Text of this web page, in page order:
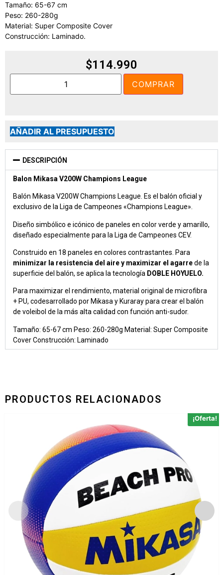
Tamaño: 65-67 cm
Peso: 260-280g
Material: Super Composite Cover
Construcción: Laminado.
$114.990
COMPRAR
AÑADIR AL PRESUPUESTO
DESCRIPCIÓN
Balon Mikasa V200W Champions League
Balón Mikasa V200W Champions League. Es el balón oficial y
exclusivo de la Liga de Campeones «Champions League».
Diseño simbólico e icónico de paneles en color verde y amarillo,
diseñado especialmente para la Liga de Campeones CEV.
Construido en 18 paneles en colores contrastantes. Para
minimizar la resistencia del aire y maximizar el agarrede la
superficie del balón, se aplica la tecnología DOBLE HOYUELO.
Para maximizar el rendimiento, material original de microfibra
+ PU, codesarrollado por Mikasa y Kuraray para crear el balón
de voleibol de la más alta calidad con función anti-sudor.
Tamaño: 65-67 cm Peso: 260-280g Material: Super Composite
Cover Construcción: Laminado
PRODUCTOS RELACIONADOS
¡Oferta!